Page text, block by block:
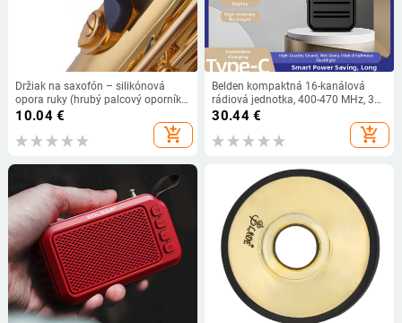
Držiak na saxofón – silikónová
opora ruky (hrubý palcový oporník)
– Tian Zhiyin
10.04€
add_shopping_cart
Belden kompaktná 16-kanálová
rádiová jednotka, 400-470 MHz, 3
W, dosah 1,5–3 km, batéria 4000
30.44€
add_shopping_cart